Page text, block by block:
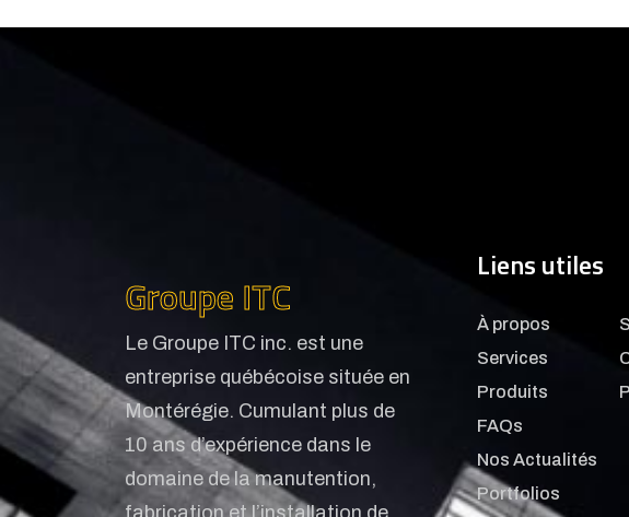
Groupe ITC
Le Groupe ITC inc. est une
entreprise québécoise située en
Montérégie. Cumulant plus de
10 ans d’expérience dans le
domaine de la manutention,
fabrication et l’installation de
Liens utiles
À propos
Services
Produits
FAQs
Nos Actualités
Portfolios